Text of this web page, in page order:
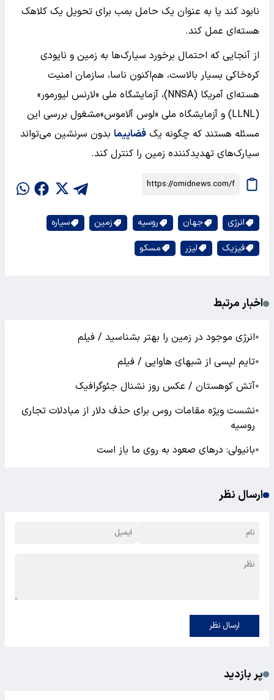
نابود کند یا به عنوان یک حامل بمب برای تحویل یک کلاهک
هسته‌ای عمل کند.
از آنجایی که احتمال برخورد سیارک‌ها به زمین و نایودی
کره‌خاکی بسیار بالاست، هم‌اکنون ناسا، سازمان امنیت
هسته‌ای آمریکا (NNSA)، آزمایشگاه ملی «لارنس لیورمور»
(LLNL) و آزمایشگاه ملی «لوس آلاموس»مشغول بررسی این
مسئله هستند که چگونه یک فضاپیما بدون سرنشین می‌تواند
سیارک‌های تهدیدکننده زمین را کنترل کند.
انرژی جهان روسیه زمین
سیاره
فیزیک
لیزر مسکو
اخبار مرتبط
●انرژی موجود در زمین را بهتر بشناسید / فیلم
●تایم لپسی از شبهای هاوایی / فیلم
●آتش کوهستان / عکس روز نشنال جئوگرافیک
●نشست ویژه مقامات روس برای حذف دلار از مبادلات تجاری
روسیه
●بانیولی: درهای صعود به روی ما باز است
ارسال نظر
ارسال نظر
پر بازدید